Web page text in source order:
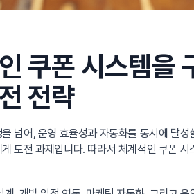
쿠폰 시스템을
전략
넘어, 운영 효율성과 자동화를 동시에 달
도전 과제입니다. 따라서 체계적인 쿠폰